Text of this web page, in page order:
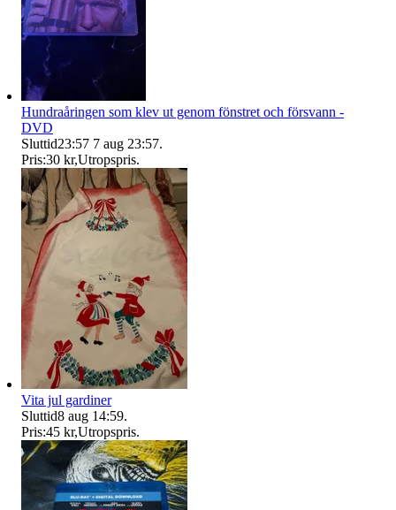
Hundraåringen som klev ut genom fönstret och försvann -
DVD
Sluttid23:57 7 aug 23:57.
Pris:30 kr,Utropspris.
Vita jul gardiner
Sluttid8 aug 14:59.
Pris:45 kr,Utropspris.